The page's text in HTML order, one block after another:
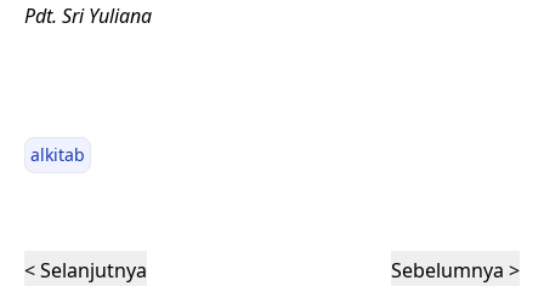
Pdt. Sri Yuliana
alkitab
< Selanjutnya Sebelumnya >